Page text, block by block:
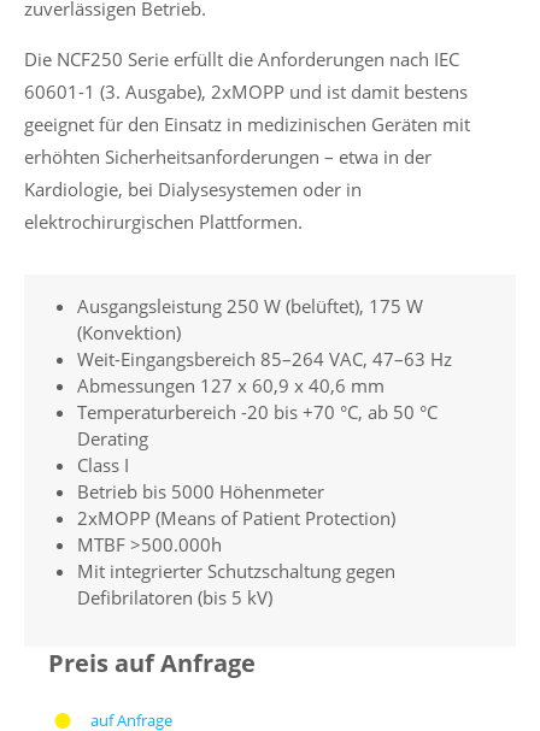
zuverlässigen Betrieb.
Die NCF250 Serie erfüllt die Anforderungen nach IEC
60601-1 (3. Ausgabe), 2xMOPP und ist damit bestens
geeignet für den Einsatz in medizinischen Geräten mit
erhöhten Sicherheitsanforderungen – etwa in der
Kardiologie, bei Dialysesystemen oder in
elektrochirurgischen Plattformen.
Ausgangsleistung 250 W (belüftet), 175 W
(Konvektion)
Weit-Eingangsbereich 85–264 VAC, 47–63 Hz
Abmessungen 127 x 60,9 x 40,6 mm
Temperaturbereich -20 bis +70 °C, ab 50 °C
Derating
Class I
Betrieb bis 5000 Höhenmeter
2xMOPP (Means of Patient Protection)
MTBF >500.000h
Mit integrierter Schutzschaltung gegen
Defibrilatoren (bis 5 kV)
Preis auf Anfrage
auf Anfrage